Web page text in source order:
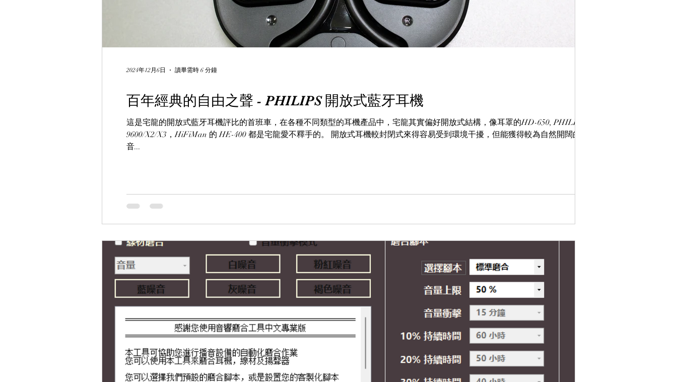
百年經典的自由之聲 - PHILIPS 開放式藍牙耳機
這是宅龍的開放式藍牙耳機評比的首班車，在各種不同類型的耳機產品中，宅龍其實偏好開放式結構，像耳罩的HD-650, PHILIPS
9600/X2/X3，HiFiMan 的 HE-400 都是宅龍愛不釋手的。 開放式耳機較封閉式來得容易受到環境干擾，但能獲得較為自然開闊的聲
音...
2024年12月6日 讀畢需時 6 分鐘